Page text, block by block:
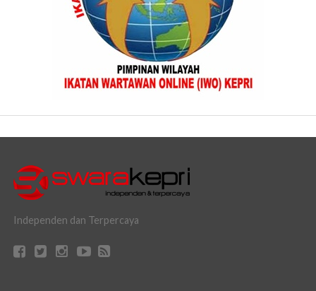
Independen dan Terpercaya